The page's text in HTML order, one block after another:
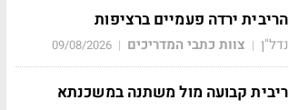
הריבית ירדה פעמיים ברציפות
נדל"ן | צוות כתבי המדריכים |
09/08/2026
ריבית קבועה מול משתנה במשכנתא